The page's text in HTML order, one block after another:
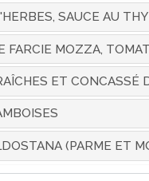
SAUCE AU
FARCIE MOZZA,
ET CONCASSÉ
(PARME ET